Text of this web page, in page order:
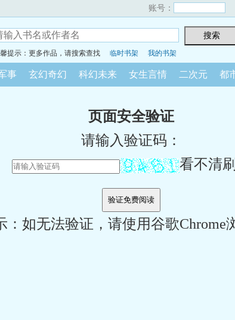
账号：
提示：更多作品，请搜索查找 临时书架 我的书架
事 玄幻奇幻 科幻未来 女生言情 二次元 都
页面安全验证
请输入验证码：
看不清
：如无法验证，请使用谷歌Chrome